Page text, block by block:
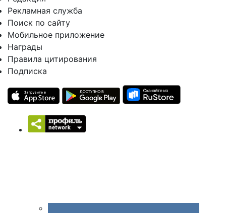
Рекламная служба
Поиск по сайту
Мобильное приложение
Награды
Правила цитирования
Подписка